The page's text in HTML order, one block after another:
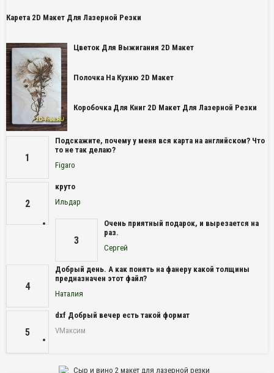
Карета 2D Макет Для Лазерной Резки
Цветок Для Выжигания 2D Макет
Полочка На Кухню 2D Макет
Коробочка Для Книг 2D Макет Для Лазерной Резки
1
Подскажите, почему у меня вся карта на английском? Что
то не так делаю?
Figaro
2
круто
Ильдар
3
Очень приятный подарок, и вырезается на
раз.
Сергей
4
Добрый день. А как понять на фанеру какой толщины
предназначен этот файл?
Наталия
5
dxf Добрый вечер есть такой формат
VМаксим